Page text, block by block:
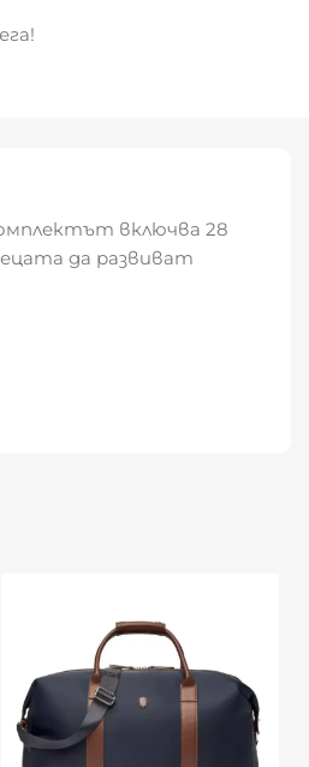
включва 28
да развиват